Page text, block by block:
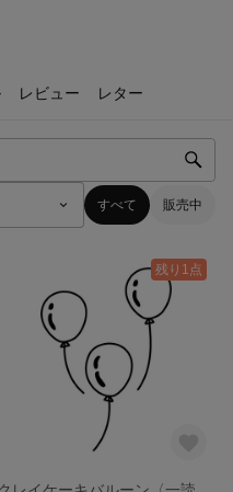
レビュー レター
すべて 販売中
残り1点